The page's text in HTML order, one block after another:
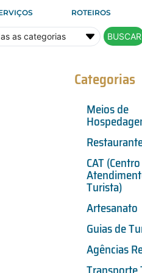
ROTEIROS
BUSCAR
Categorias
Meios de
CAT
Turista)
Artesanato
Guias de
Agências